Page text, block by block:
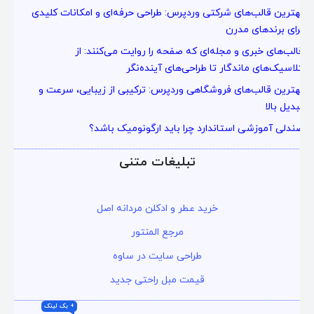
بهترین قالب‌های شرکتی وردپرس: طراحی حرفه‌ای و امکانات کلیدی
برای برندهای مدرن
قالب‌های خبری و مجله‌ای که صفحه را روایت می‌کنند: از
کلاسیک‌های ماندگار تا طراحی‌های آینده‌نگر
بهترین قالب‌های فروشگاهی وردپرس: ترکیبی از زیبایی، سرعت و
تبدیل بالا
صندلی آموزشی استاندارد چرا باید ارگونومیک باشد؟
تبلیغات متنی
خرید عطر و ادکلن مردانه اصل
مرجع المنتور
طراحی سایت در ساوه
قیمت مبل راحتی جدید
+ بک لینک